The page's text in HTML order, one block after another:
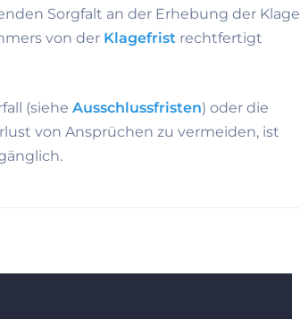
Sorgfalt an der Erhebung der Klage
von der Klagefrist rechtfertigt
(siehe Ausschlussfristen) oder die
von Ansprüchen zu vermeiden, ist